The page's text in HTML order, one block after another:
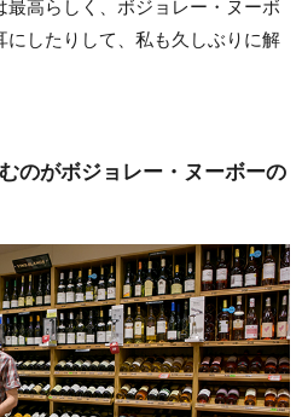
高らしく、ボジョレー・ヌーボ
にしたりして、私も久しぶりに解
のがボジョレー・ヌーボーの